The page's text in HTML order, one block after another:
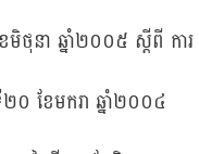
ថុនា ឆ្នាំ២០០៥ ស្តីពី ការ
ខែមករា ឆ្នាំ២០០៤